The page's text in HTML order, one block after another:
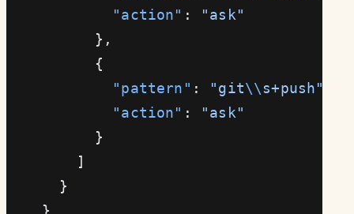
            "action"
:
"ask"
          },
          {
            "pattern"
: "git\\s+push"
            "action"
:
"ask"
          }
        ]
      }